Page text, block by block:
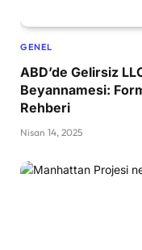
GENEL
ABD’de Gelirsiz
Beyannamesi:
Rehberi
Nisan 14, 2025